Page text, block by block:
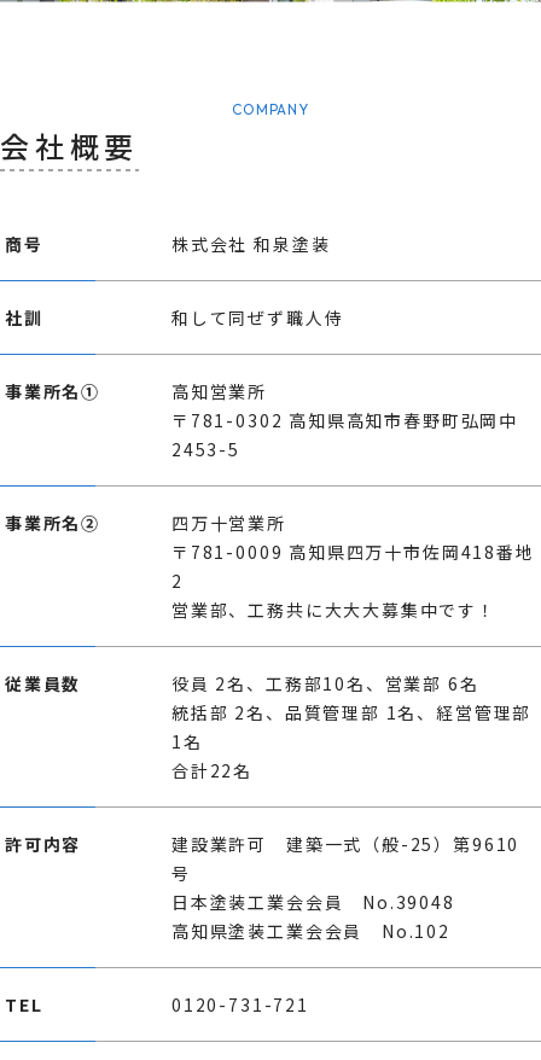
COMPANY
会社概要
商号 株式会社 和泉塗装
社訓 和して同ぜず職人侍
事業所名①
高知営業所
〒781-0302 高知県高知市春野町弘岡中
2453-5
事業所名②
四万十営業所
〒781-0009 高知県四万十市佐岡418番地
2
営業部、工務共に大大大募集中です！
従業員数
役員 2名、工務部10名、営業部 6名
統括部 2名、品質管理部 1名、経営管理部
1名
合計22名
許可内容
建設業許可 建築一式（般-25）第9610
号
日本塗装工業会会員 No.39048
高知県塗装工業会会員 No.102
TEL 0120-731-721